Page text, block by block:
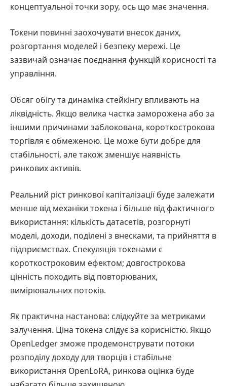
концептуальної точки зору, ось що має значення.
Токени повинні заохочувати внесок даних,
розгортання моделей і безпеку мережі. Це
зазвичай означає поєднання функцій корисності та
управління.
Обсяг обігу та динаміка стейкінгу впливають на
ліквідність. Якщо велика частка заморожена або за
іншими причинами заблокована, короткострокова
торгівля є обмеженою. Це може бути добре для
стабільності, але також зменшує наявність
ринкових активів.
Реальний ріст ринкової капіталізації буде залежати
менше від механіки токена і більше від фактичного
використання: кількість датасетів, розгорнуті
моделі, доходи, поділені з внесками, та прийняття в
підприємствах. Спекуляція токенами є
короткостроковим ефектом; довгострокова
цінність походить від повторюваних,
вимірювальних потоків.
Як практична настанова: слідкуйте за метриками
залучення. Ціна токена слідує за корисністю. Якщо
OpenLedger зможе продемонструвати потоки
розподілу доходу для творців і стабільне
використання OpenLoRA, ринкова оцінка буде